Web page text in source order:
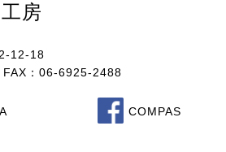
房
12-18
：06-6925-2488
COMPAS